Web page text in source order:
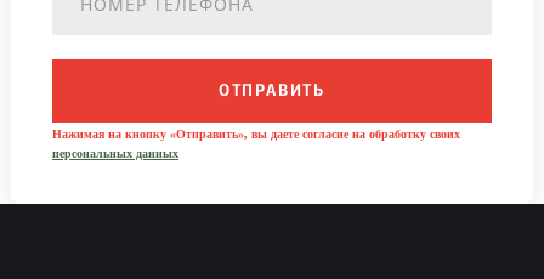
ОТПРАВИТЬ
Нажимая на кнопку «Отправить», вы даете согласие на обработку своих
персональных данных